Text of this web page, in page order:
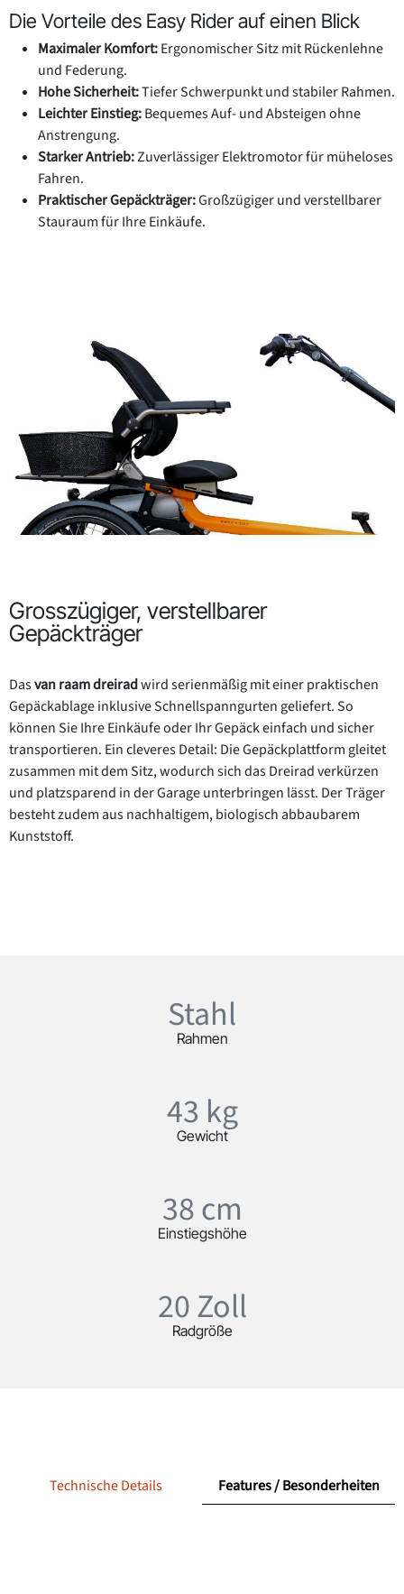
Die Vorteile des Easy Rider auf einen Blick
Maximaler Komfort:Ergonomischer Sitz mit Rückenlehne
und Federung.
Hohe Sicherheit:Tiefer Schwerpunkt und stabiler Rahmen.
Leichter Einstieg:Bequemes Auf- und Absteigen ohne
Anstrengung.
Starker Antrieb:Zuverlässiger Elektromotor für müheloses
Fahren.
Praktischer Gepäckträger:Großzügiger und verstellbarer
Stauraum für Ihre Einkäufe.
Grosszügiger, verstellbarer
Gepäckträger
Dasvan raam dreiradwird serienmäßig mit einer praktischen
Gepäckablage inklusive Schnellspanngurten geliefert. So
können Sie Ihre Einkäufe oder Ihr Gepäck einfach und sicher
transportieren. Ein cleveres Detail: Die Gepäckplattform gleitet
zusammen mit dem Sitz, wodurch sich das Dreirad verkürzen
und platzsparend in der Garage unterbringen lässt. Der Träger
besteht zudem aus nachhaltigem, biologisch abbaubarem
Kunststoff.
Stahl
Rahmen
43 kg
Gewicht
38 cm
Einstiegshöhe
20 Zoll
Radgröße
Technische Details Features / Besonderheiten